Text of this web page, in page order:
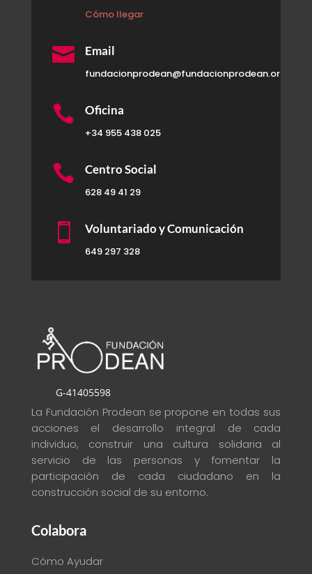
Cómo llegar
 Email
fundacionprodean@fundacionprodean.org
 Oficina
+34 955 438 025
 Centro Social
628 49 41 29
 Voluntariado y Comunicación
649 297 328
G-41405598
La Fundación Prodean se propone en todas sus
acciones el desarrollo integral de cada
individuo, construir una cultura solidaria al
servicio de las personas y fomentar la
participación de cada ciudadano en la
construcción social de su entorno.
Colabora
Cómo Ayudar